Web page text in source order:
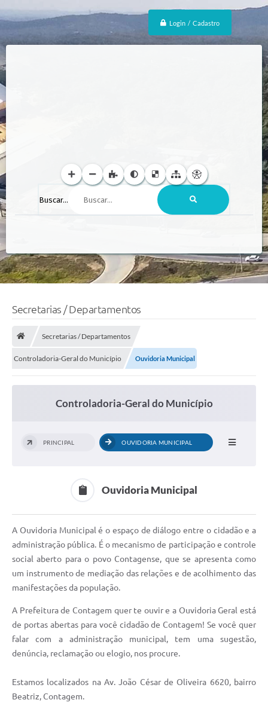
Login / Cadastro
Buscar...
Secretarias / Departamentos
Secretarias / Departamentos
Controladoria-Geral do Município Ouvidoria Municipal
Controladoria-Geral do Município
PRINCIPAL OUVIDORIA MUNICIPAL
Ouvidoria Municipal
A Ouvidoria Municipal é o espaço de diálogo entre o cidadão e a
administração pública. É o mecanismo de participação e controle
social aberto para o povo Contagense, que se apresenta como
um instrumento de mediação das relações e de acolhimento das
manifestações da população.
A Prefeitura de Contagem quer te ouvir e a Ouvidoria Geral está
de portas abertas para você cidadão de Contagem! Se você quer
falar com a administração municipal, tem uma sugestão,
denúncia, reclamação ou elogio, nos procure.
Estamos localizados na Av. João César de Oliveira 6620, bairro
Beatriz, Contagem.